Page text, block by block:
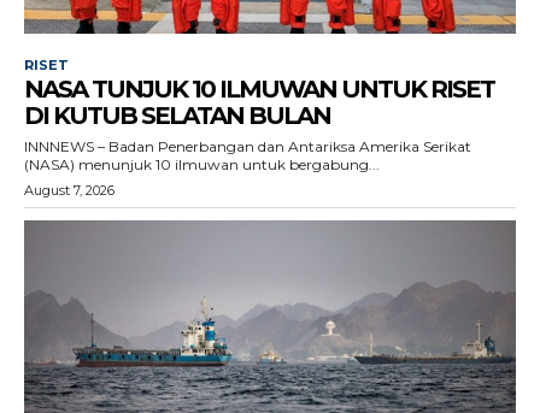
RISET
NASA TUNJUK 10 ILMUWAN UNTUK RISET
DI KUTUB SELATAN BULAN
INNNEWS – Badan Penerbangan dan Antariksa Amerika Serikat
(NASA) menunjuk 10 ilmuwan untuk bergabung...
August 7, 2026